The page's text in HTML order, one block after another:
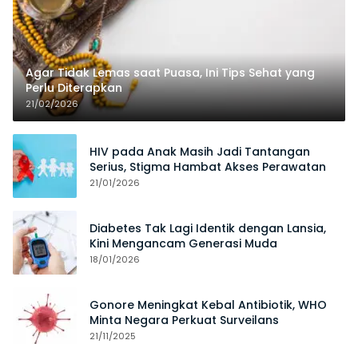
Agar Tidak Lemas saat Puasa, Ini Tips Sehat yang
Perlu Diterapkan
21/02/2026
HIV pada Anak Masih Jadi Tantangan
Serius, Stigma Hambat Akses Perawatan
21/01/2026
Diabetes Tak Lagi Identik dengan Lansia,
Kini Mengancam Generasi Muda
18/01/2026
Gonore Meningkat Kebal Antibiotik, WHO
Minta Negara Perkuat Surveilans
21/11/2025